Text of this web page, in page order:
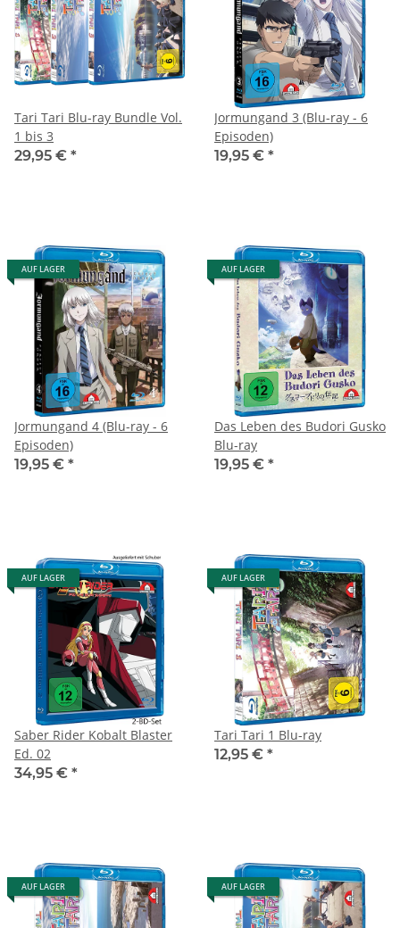
Tari Tari Blu-ray Bundle Vol.
1 bis 3
29,95 € *
Jormungand 3 (Blu-ray - 6
Episoden)
19,95 € *
AUF LAGER
Jormungand 4 (Blu-ray - 6
Episoden)
19,95 € *
AUF LAGER
Das Leben des Budori Gusko
Blu-ray
19,95 € *
AUF LAGER
Saber Rider Kobalt Blaster
Ed. 02
34,95 € *
AUF LAGER
Tari Tari 1 Blu-ray
12,95 € *
AUF LAGER AUF LAGER